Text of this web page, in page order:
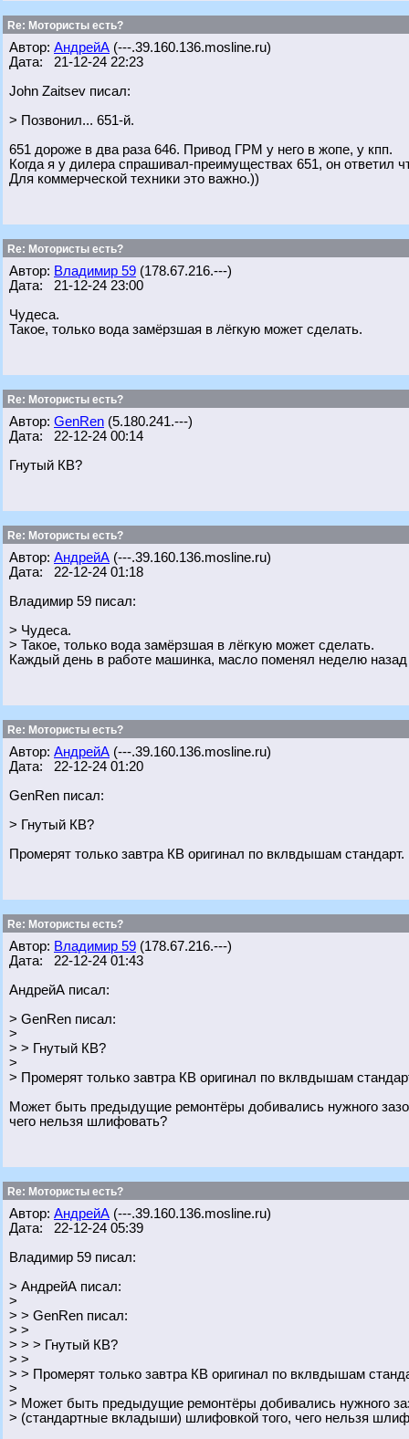
Re: Мотористы есть?
Автор: АндрейА (---.39.160.136.mosline.ru)
Дата: 21-12-24 22:23
John Zaitsev писал:
> Позвонил... 651-й.
651 дороже в два раза 646. Привод ГРМ у него в жопе, у кпп.
Когда я у дилера спрашивал-преимуществах 651, он ответил
Для коммерческой техники это важно.))
Re: Мотористы есть?
Автор: Владимир 59 (178.67.216.---)
Дата: 21-12-24 23:00
Чудеса.
Такое, только вода замёрзшая в лёгкую может сделать.
Re: Мотористы есть?
Автор: GenRen (5.180.241.---)
Дата: 22-12-24 00:14
Гнутый КВ?
Re: Мотористы есть?
Автор: АндрейА (---.39.160.136.mosline.ru)
Дата: 22-12-24 01:18
Владимир 59 писал:
> Чудеса.
> Такое, только вода замёрзшая в лёгкую может сделать.
Каждый день в работе машинка, масло поменял неделю назад
Re: Мотористы есть?
Автор: АндрейА (---.39.160.136.mosline.ru)
Дата: 22-12-24 01:20
GenRen писал:
> Гнутый КВ?
Промерят только завтра КВ оригинал по вклвдышам стандарт.
Re: Мотористы есть?
Автор: Владимир 59 (178.67.216.---)
Дата: 22-12-24 01:43
АндрейА писал:
> GenRen писал:
>
> > Гнутый КВ?
>
> Промерят только завтра КВ оригинал по вклвдышам
Может быть предыдущие ремонтёры добивались нужного
чего нельзя шлифовать?
Re: Мотористы есть?
Автор: АндрейА (---.39.160.136.mosline.ru)
Дата: 22-12-24 05:39
Владимир 59 писал:
> АндрейА писал:
>
> > GenRen писал:
> >
> > > Гнутый КВ?
> >
> > Промерят только завтра КВ оригинал по вклвдышам
>
> Может быть предыдущие ремонтёры добивались нужного
> (стандартные вкладыши) шлифовкой того, чего нельзя